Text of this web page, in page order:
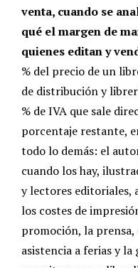
venta, cuando se
qué el margen de
quienes editan y
% del precio de un
de distribución y
% de IVA que sale
porcentaje restante,
todo lo demás: el
cuando los hay,
y lectores editoriales,
los costes de
promoción, la
asistencia a ferias y